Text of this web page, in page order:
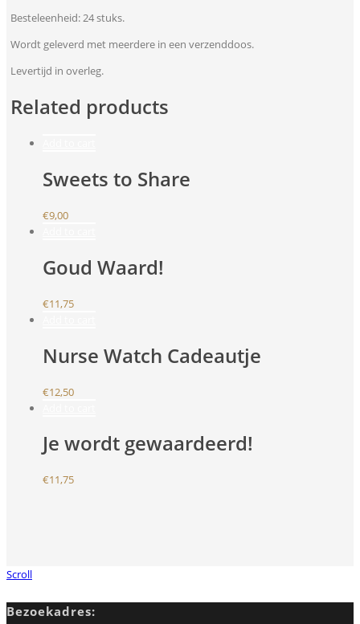
Besteleenheid: 24 stuks.
Wordt geleverd met meerdere in een verzenddoos.
Levertijd in overleg.
Related products
Sweets to Share
€9,00
Goud Waard!
€11,75
Nurse Watch Cadeautje
€12,50
Je wordt gewaardeerd!
€11,75
Scroll
Bezoekadres: